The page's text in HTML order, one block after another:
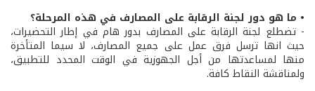
• ما هو دور لجنة الرقابة على المصارف في هذه المرحلة؟
- تضطلع لجنة الرقابة على المصارف بدور هام في إطار التحضيرات،
حيث انها ترسل فرق عمل على جميع المصارف، لا سيما المتأخرة
منها لمساعدتها من أجل الجهوزية في الوقت المحدد للتطبيق،
ولمناقشة النقاط كافة.